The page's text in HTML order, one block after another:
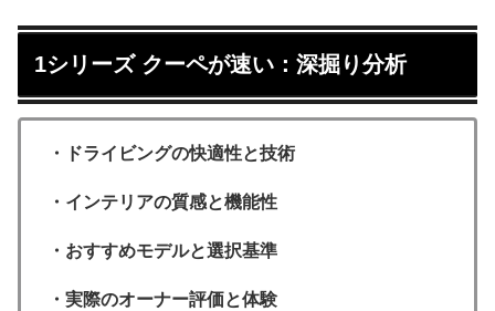
1シリーズ クーペが速い：深掘り分析
・ドライビングの快適性と技術
・インテリアの質感と機能性
・おすすめモデルと選択基準
・実際のオーナー評価と体験